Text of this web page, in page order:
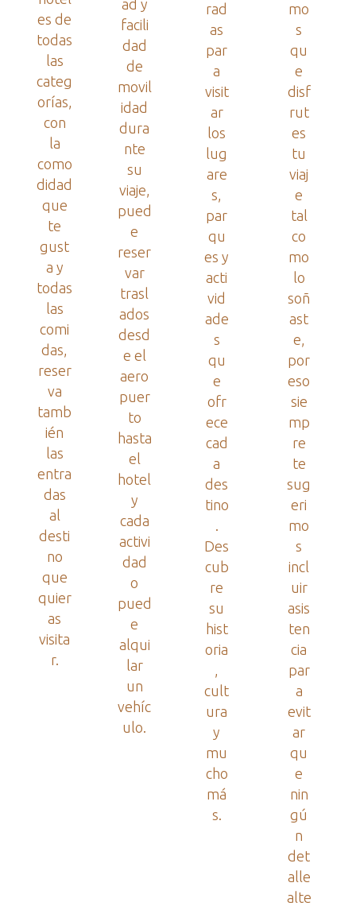
es de
todas
las
categ
orías,
con
la
como
didad
que
te
gust
a y
todas
las
comi
das,
reser
va
tamb
ién
las
entra
das
al
desti
no
que
quier
as
visita
r.
ad y
facili
dad
de
movil
idad
dura
nte
su
viaje,
pued
e
reser
var
trasl
ados
desd
e el
aero
puer
to
hasta
el
hotel
y
cada
activi
dad
o
pued
e
alqui
lar
un
vehíc
ulo.
rad
as
par
a
visit
ar
los
lug
are
s,
par
qu
es y
acti
vid
ade
s
qu
e
ofr
ece
cad
a
des
tino
Des
cub
re
su
hist
oria
cult
ura
y
mu
cho
má
s.
mo
s
qu
e
disf
rut
es
tu
viaj
e
tal
co
mo
lo
soñ
ast
e,
por
eso
sie
mp
re
te
sug
eri
mo
s
incl
uir
asis
ten
cia
par
a
evit
ar
qu
e
nin
gú
n
det
alle
alte